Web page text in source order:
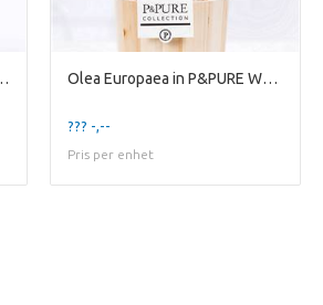
Tirza ceramics Olea Europaea in P&PURE Wood 5
??? -,--
Pris per enhet